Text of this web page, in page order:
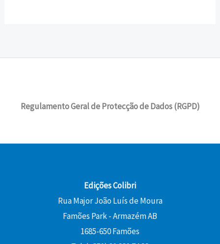
Regulamento Geral de Protecção de Dados (RGPD)
Edições Colibri
Rua Major João Luís de Moura
Famões Park - Armazém AB
1685-650 Famões